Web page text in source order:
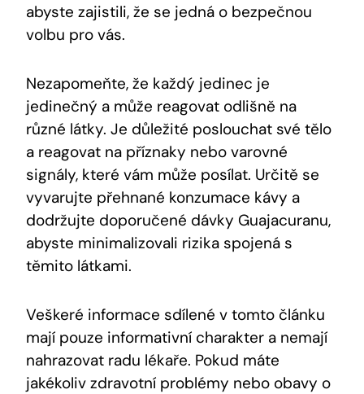
abyste zajistili, že se jedná o bezpečnou
volbu pro vás.
Nezapomeňte, že každý jedinec je
jedinečný a může reagovat odlišně na
různé látky. Je důležité poslouchat své tělo
a reagovat na příznaky nebo varovné
signály, které vám může posílat. Určitě se
vyvarujte přehnané konzumace kávy a
dodržujte doporučené dávky Guajacuranu,
abyste minimalizovali rizika spojená s
těmito látkami.
Veškeré informace sdílené v tomto článku
mají pouze informativní charakter a nemají
nahrazovat radu lékaře. Pokud máte
jakékoliv zdravotní problémy nebo obavy o